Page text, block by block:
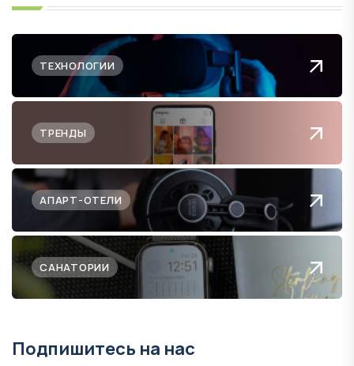
ТЕХНОЛОГИИ
ТРЕНДЫ
АПАРТ-ОТЕЛИ
САНАТОРИИ
Подпишитесь на нас